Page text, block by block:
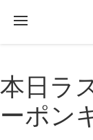
i
p
i
p
本日ラ
ーポン